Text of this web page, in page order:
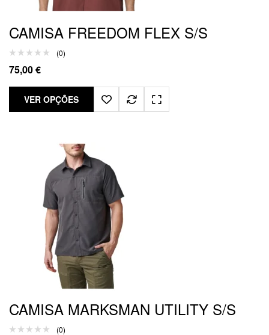
CAMISA FREEDOM FLEX S/S
(0)
75,00€
VER OPÇÕES
CAMISA MARKSMAN UTILITY S/S
(0)